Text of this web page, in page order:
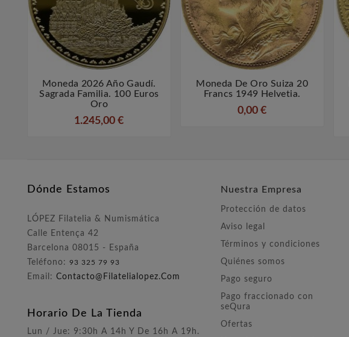
 
Moneda 2026 Año Gaudí.
Sagrada Familia. 100 Euros
Oro
1.245,00 €
 
Moneda De Oro Suiza 20
Francs 1949 Helvetia.
0,00 €
Dónde Estamos
LÓPEZ Filatelia & Numismática
Calle Entença 42
Barcelona 08015 - España
Teléfono: 93 325 79 93
Email: Contacto@filatelialopez.com
Horario De La Tienda
Lun / Jue: 9:30h A 14h Y De 16h A 19h.
Nuestra Empresa
Protección de datos
Aviso legal
Términos y condiciones
Quiénes somos
Pago seguro
Pago fraccionado con
seQura
Ofertas